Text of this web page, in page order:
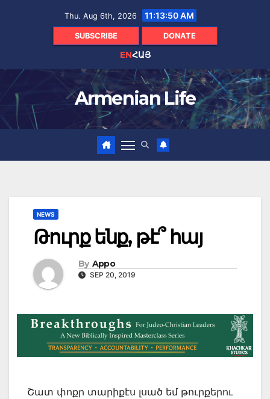
Thu. Aug 6th, 2026 11:13:51 AM
SUBSCRIBE DONATE
ENՀԱՅ
Armenian Life
NEWS
Թուրք ենք, թէ՞ հայ
By Appo
SEP 20, 2019
Շատ փոքր տարիքէս լսած եմ թուրքերու